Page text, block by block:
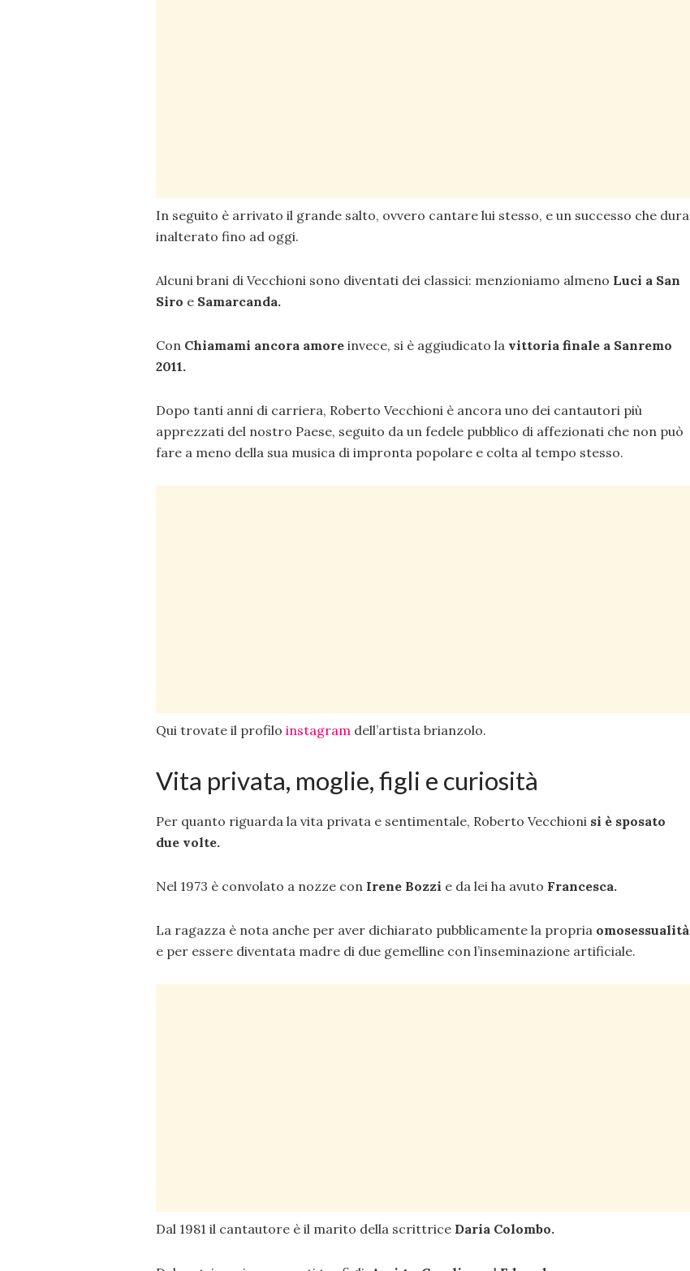
In seguito è arrivato il grande salto, ovvero cantare lui stesso, e un successo che dura
inalterato fino ad oggi.
Alcuni brani di Vecchioni sono diventati dei classici: menzioniamo almeno Luci a San
Siro e Samarcanda.
Con Chiamami ancora amore invece, si è aggiudicato la vittoria finale a Sanremo
2011.
Dopo tanti anni di carriera, Roberto Vecchioni è ancora uno dei cantautori più
apprezzati del nostro Paese, seguito da un fedele pubblico di affezionati che non può
fare a meno della sua musica di impronta popolare e colta al tempo stesso.
Qui trovate il profilo instagram dell’artista brianzolo.
Vita privata, moglie, figli e curiosità
Per quanto riguarda la vita privata e sentimentale, Roberto Vecchioni si è sposato
due volte.
Nel 1973 è convolato a nozze con Irene Bozzi e da lei ha avuto Francesca.
La ragazza è nota anche per aver dichiarato pubblicamente la propria omosessualità
e per essere diventata madre di due gemelline con l’inseminazione artificiale.
Dal 1981 il cantautore è il marito della scrittrice Daria Colombo.